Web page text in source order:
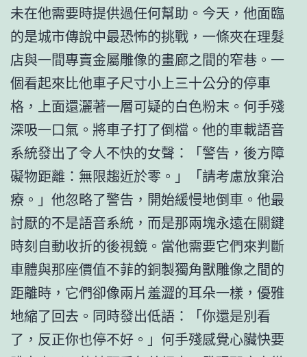
未在他需要時提供過任何幫助。今天，他面臨
的是城市傳說中最恐怖的挑戰，一條夾在理髮
店與一間專賣金屬雕像的畫廊之間的窄巷。一
個看起來比他車子尺寸小上三十公分的停車
格，上面還灑著一層可疑的白色粉末。何手殘
深吸一口氣。將車子打了倒檔。他的車載語音
系統發出了令人不快的女聲：「警告，後方障
礙物距離：無限趨近於零。」「請考慮放棄治
療。」他忽略了警告，開始緩慢地倒車。他最
討厭的不是語音系統，而是那兩塊永遠在關鍵
時刻自動收折的後視鏡。當他需要它們來判斷
車體與那座價值不菲的銅製獨角獸雕像之間的
距離時，它們卻像兩片羞澀的耳朵一樣，優雅
地縮了回去。同時發出低語：「你還是別看
了，反正你也停不好。」何手殘感覺心臟快要